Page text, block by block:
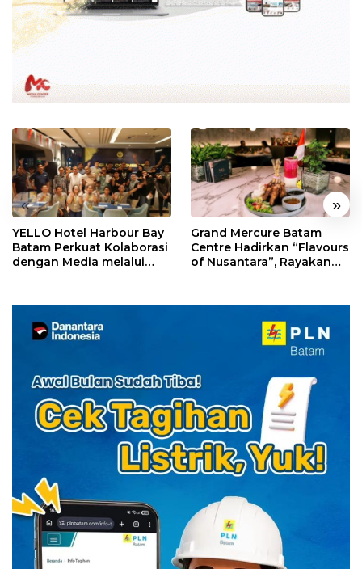
« »
YELLO Hotel Harbour Bay
Batam Perkuat Kolaborasi
dengan Media melalui
Grand Mercure Batam
Centre Hadirkan “Flavours
of Nusantara”, Rayakan